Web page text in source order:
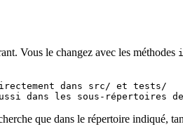
Vous le changez avec les méthodes
que dans le répertoire indiqué,